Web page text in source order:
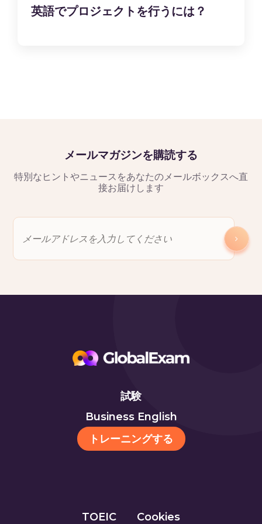
英語でプロジェクトを行うには？
メールマガジンを購読する
特別なヒントやニュースをあなたのメールボックスへ直
接お届けします
試験
Business English
トレーニングする
TOEIC Cookies